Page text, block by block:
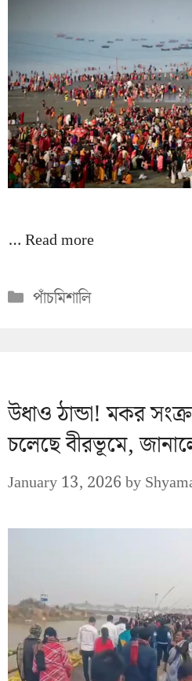
…Read more
Categories
পাঁচমিশালি
উধাও ঠান্ডা! মকর
চলেছে বীরভূমে,
January 13, 2026by